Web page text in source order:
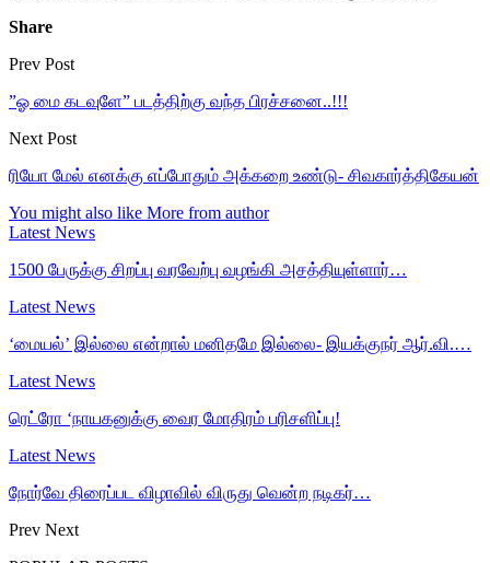
Share
Prev Post
”ஓ மை கடவுளே” படத்திற்கு வந்த பிரச்சனை..!!!
Next Post
ரியோ மேல் எனக்கு எப்போதும் அக்கறை உண்டு- சிவகார்த்திகேயன்
You might also like More from author
Latest News
1500 பேருக்கு சிறப்பு வரவேற்பு வழங்கி அசத்தியுள்ளார்…
Latest News
‘மையல்’ இல்லை என்றால் மனிதமே இல்லை- இயக்குநர் ஆர்.வி.…
Latest News
ரெட்ரோ ‘நாயகனுக்கு வைர மோதிரம் பரிசளிப்பு!
Latest News
நோர்வே திரைப்பட விழாவில் விருது வென்ற நடிகர்…
Prev Next